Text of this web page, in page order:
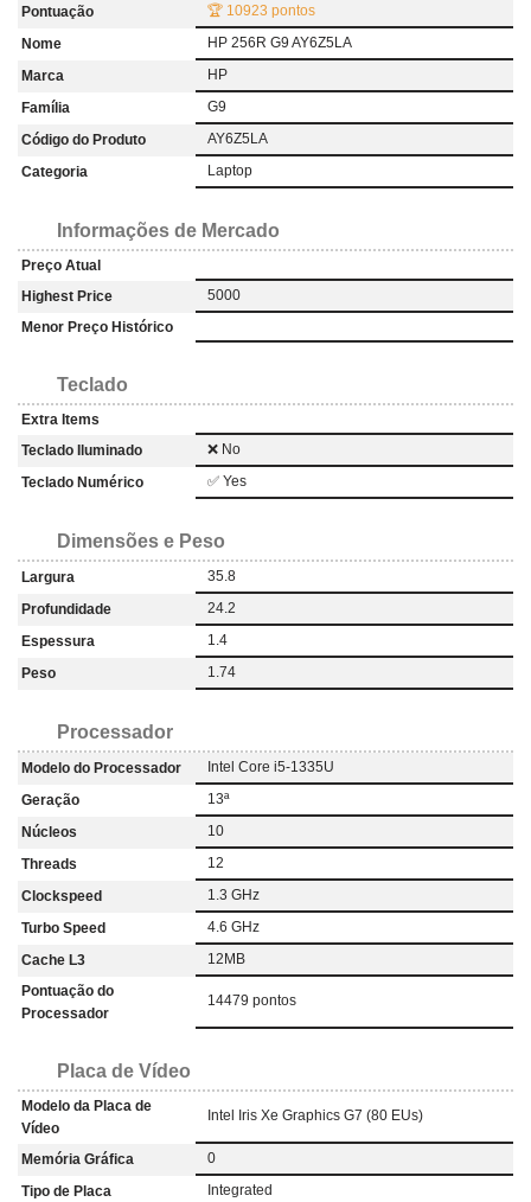
Pontuação
🏆 10923 pontos
Nome
HP 256R G9 AY6Z5LA
Marca
HP
Família
G9
Código do Produto
AY6Z5LA
Categoria
Laptop
Informações de Mercado
Preço Atual
Highest Price
5000
Menor Preço Histórico
Teclado
Extra Items
Teclado Iluminado
❌ No
Teclado Numérico
✅ Yes
Dimensões e Peso
Largura
35.8
Profundidade
24.2
Espessura
1.4
Peso
1.74
Processador
Modelo do Processador
Intel Core i5-1335U
Geração
13ª
Núcleos
10
Threads
12
Clockspeed
1.3 GHz
Turbo Speed
4.6 GHz
Cache L3
12MB
Pontuação do
Processador
14479 pontos
Placa de Vídeo
Modelo da Placa de
Vídeo
Intel Iris Xe Graphics G7 (80 EUs)
Memória Gráfica
0
Tipo de Placa
Integrated